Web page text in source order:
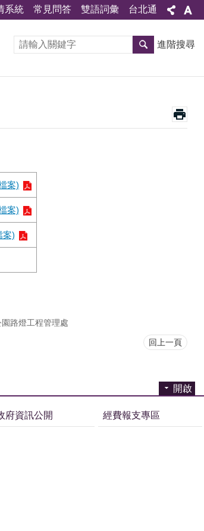
系統 常見問答 雙語詞彙 台北通
進階搜尋
案)
案)
案)
路燈工程管理處
回上一頁
開啟
府資訊公開 經費報支專區